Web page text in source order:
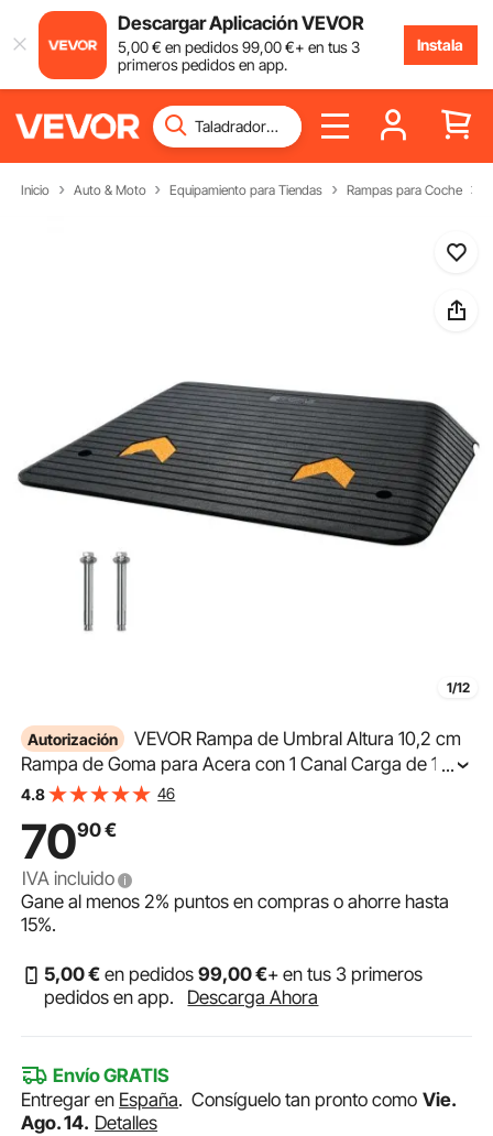
Descargar Aplicación VEVOR
5,00€ en pedidos99,00€+ en tus 3
primeros pedidos en app.
Instala
Inicio Auto & Moto Equipamiento para Tiendas Rampas para Coche
1/12
Autorización
VEVOR Rampa de Umbral Altura 10,2 cm
Rampa de Goma para Acera con 1 Canal Carga de 15 T
Superficie Texturizada Antideslizante para Silla de
...
4.8 46
7090€
IVA incluido
Gane al menos2% puntos en compras o ahorre hasta
15%.
5,00€ en pedidos99,00€+ en tus 3 primeros
pedidos en app.
Descarga Ahora
Envío GRATIS
Entregar en España.Consíguelo tan pronto como Vie.
Ago. 14. Detalles